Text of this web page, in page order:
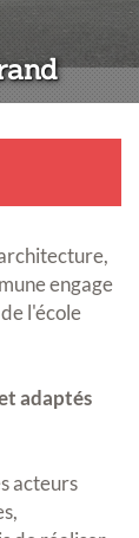
engage
l'école
adaptés
acteurs